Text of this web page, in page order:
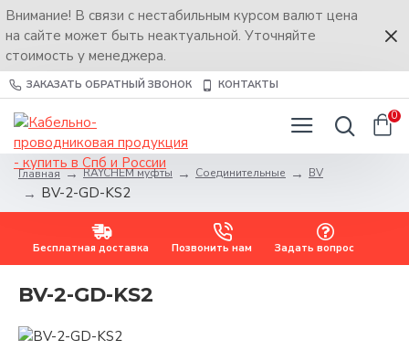
Внимание! В связи с нестабильным курсом валют цена
на сайте может быть неактуальной. Уточняйте
стоимость у менеджера.
ЗАКАЗАТЬ ОБРАТНЫЙ ЗВОНОК КОНТАКТЫ
0
Главная RAYCHEM муфты Соединительные BV
BV-2-GD-KS2
Бесплатная доставка Позвонить нам Задать вопрос
BV-2-GD-KS2